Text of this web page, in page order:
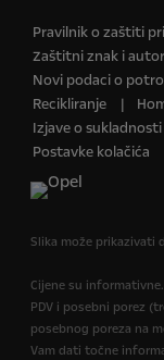
Pravilnik o zaštiti
Zaštitni znak i
Novi podaci o
Recikliranje
Izjave o sukladnosti
Postavke kolačića
Slika može prikazivati
Cijene su
PDV i posebni porez
posebnog poreza na
Vam dati točne